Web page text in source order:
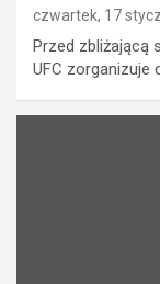
czwartek, 17
Przed zbliżającą
UFC zorganizuje